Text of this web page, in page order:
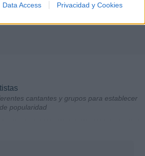
Data Access Privacidad y Cookies
cantantes y grupos para establecer
popularidad